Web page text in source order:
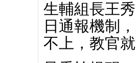
生輔組長王
日通報機制
不上，教官